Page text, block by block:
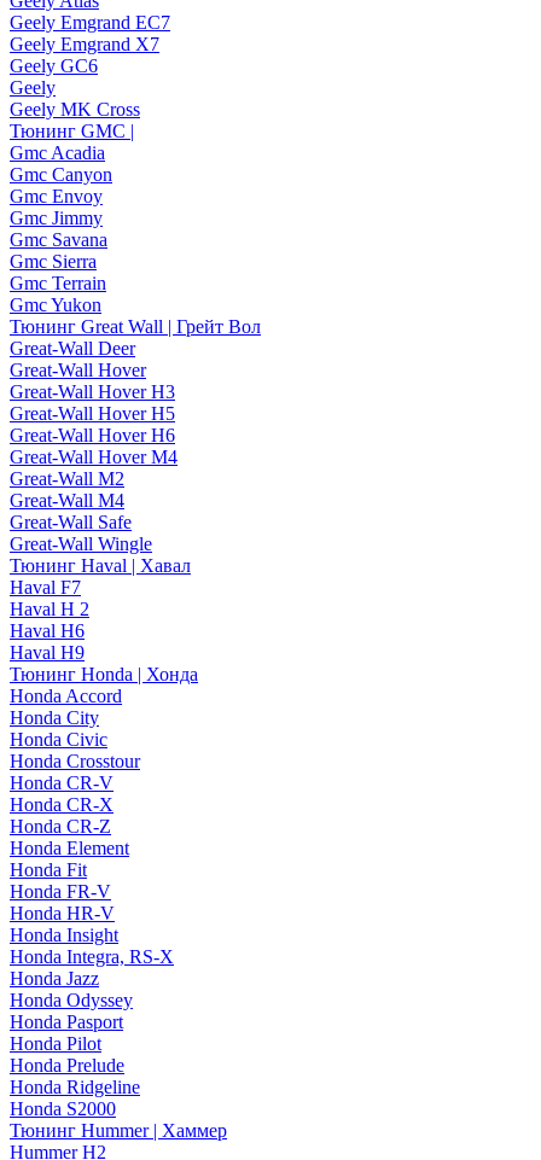
Geely Emgrand EC7
Geely Emgrand X7
Geely GC6
Geely
Geely MK Cross
Тюнинг GMC |
Gmc Acadia
Gmc Canyon
Gmc Envoy
Gmc Jimmy
Gmc Savana
Gmc Sierra
Gmc Terrain
Gmc Yukon
Тюнинг Great Wall | Грейт Вол
Great-Wall Deer
Great-Wall Hover
Great-Wall Hover H3
Great-Wall Hover H5
Great-Wall Hover H6
Great-Wall Hover M4
Great-Wall M2
Great-Wall M4
Great-Wall Safe
Great-Wall Wingle
Тюнинг Haval | Хавал
Haval F7
Haval H 2
Haval H6
Haval H9
Тюнинг Honda | Хонда
Honda Accord
Honda City
Honda Civic
Honda Crosstour
Honda CR-V
Honda CR-X
Honda CR-Z
Honda Element
Honda Fit
Honda FR-V
Honda HR-V
Honda Insight
Honda Integra, RS-X
Honda Jazz
Honda Odyssey
Honda Pasport
Honda Pilot
Honda Prelude
Honda Ridgeline
Honda S2000
Тюнинг Hummer | Хаммер
Hummer H2